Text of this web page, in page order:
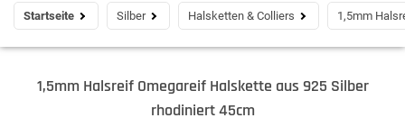
Startseite Silber Halsketten & Colliers 1,5mm
1,5mm Halsreif Omegareif Halskette aus 925 Silber
rhodiniert 45cm